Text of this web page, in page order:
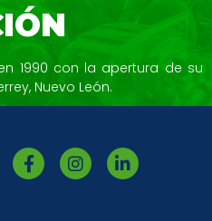
1990 con la apertura de su
Nuevo León.